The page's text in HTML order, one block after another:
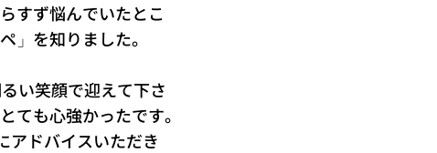
すず悩んでいたとこ
」を知りました。
い笑顔で迎えて下さ
ても心強かったです。
アドバイスいただき